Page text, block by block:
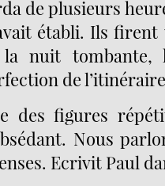
de plusieurs
établi. Ils firent
la nuit tombante,
de
des figures
Nous
Ecrivit Paul